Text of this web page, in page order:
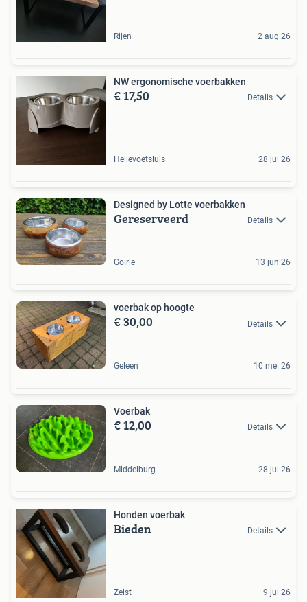
Rijen 2 aug 26
NW ergonomische voerbakken
€ 17,50 Details
Hellevoetsluis 28 jul 26
Designed by Lotte voerbakken
Gereserveerd Details
Goirle 13 jun 26
voerbak op hoogte
€ 30,00 Details
Geleen 10 mei 26
Voerbak
€ 12,00 Details
Middelburg 28 jul 26
Honden voerbak
Bieden Details
Zeist 9 jul 26